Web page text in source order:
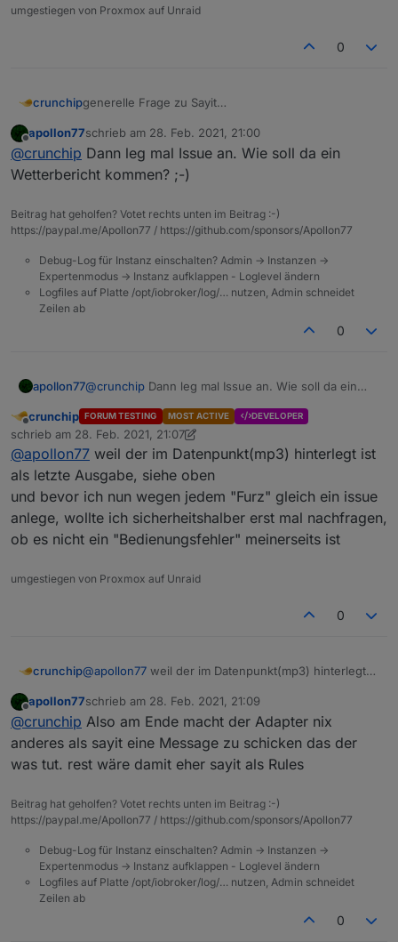
Denke es kommt auf den State an.
umgestiegen von Proxmox auf Unraid
0
crunchip
generelle Frage zu Sayit
hab das einfach mal so hinterlegt, mit dem Text
"Bewegung erkannt"
als Sprachausgabe kommt aber mein Wetterbericht
apollon77schrieb am 28. Feb. 2021, 21:00
zuletzt editiert von
@crunchip Dann leg mal Issue an. Wie soll da ein
Wetterbericht kommen? ;-)
Beitrag hat geholfen? Votet rechts unten im Beitrag :-)
https://paypal.me/Apollon77 / https://github.com/sponsors/Apollon77
Debug-Log für Instanz einschalten? Admin -> Instanzen ->
Expertenmodus -> Instanz aufklappen - Loglevel ändern
Logfiles auf Platte /opt/iobroker/log/… nutzen, Admin schneidet
Zeilen ab
0
apollon77@crunchip Dann leg mal Issue an. Wie soll da ein
Offline
crunchip FORUM TESTING MOST ACTIVE DEVELOPER
schrieb am 28. Feb. 2021, 21:07
zuletzt editiert von crunchip
@apollon77 weil der im Datenpunkt(mp3) hinterlegt ist
als letzte Ausgabe, siehe oben
und bevor ich nun wegen jedem "Furz" gleich ein issue
anlege, wollte ich sicherheitshalber erst mal nachfragen,
ob es nicht ein "Bedienungsfehler" meinerseits ist
umgestiegen von Proxmox auf Unraid
0
crunchip@apollon77 weil der im Datenpunkt(mp3) hinterlegt
und bevor ich nun wegen jedem "Furz" gleich ein
issue anlege, wollte ich sicherheitshalber erst mal
nachfragen, ob es nicht ein "Bedienungsfehler"
meinerseits ist
apollon77schrieb am 28. Feb. 2021, 21:09
zuletzt editiert von
@crunchip Also am Ende macht der Adapter nix
anderes als sayit eine Message zu schicken das der
was tut. rest wäre damit eher sayit als Rules
Beitrag hat geholfen? Votet rechts unten im Beitrag :-)
https://paypal.me/Apollon77 / https://github.com/sponsors/Apollon77
Debug-Log für Instanz einschalten? Admin -> Instanzen ->
Expertenmodus -> Instanz aufklappen - Loglevel ändern
Logfiles auf Platte /opt/iobroker/log/… nutzen, Admin schneidet
Zeilen ab
0